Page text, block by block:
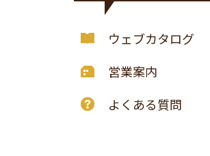
ウェブカタログ
営業案内
よくある質問